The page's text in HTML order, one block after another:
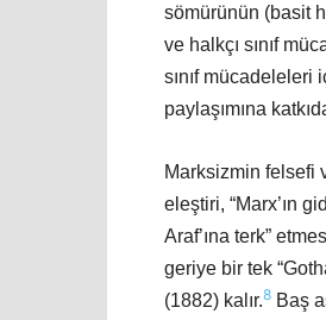
sömürünün (basit
ve halkçı sınıf
sınıf
paylaşımına
Marksizmin felsefi
eleştiri, “Marx’ın
Araf’ına terk”
geriye bir tek
(1882) kalır.8 Baş